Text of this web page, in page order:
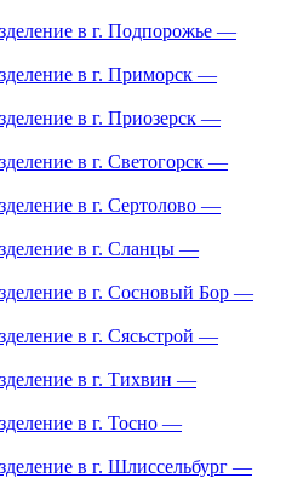
в г. Подпорожье —
в г. Приморск —
в г. Приозерск —
в г. Светогорск —
в г. Сертолово —
в г. Сланцы —
в г. Сосновый Бор —
в г. Сясьстрой —
в г. Тихвин —
в г. Тосно —
в г. Шлиссельбург —